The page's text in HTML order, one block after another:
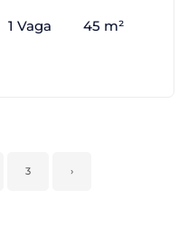
1 Vaga 45 m²
3 ›